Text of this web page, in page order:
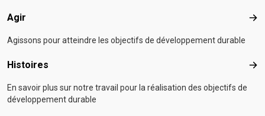
Agir Agir
Agissons pour atteindre les objectifs de développement durable
Histoires
En savoir plus sur notre travail pour la réalisation des objectifs de
développement durable